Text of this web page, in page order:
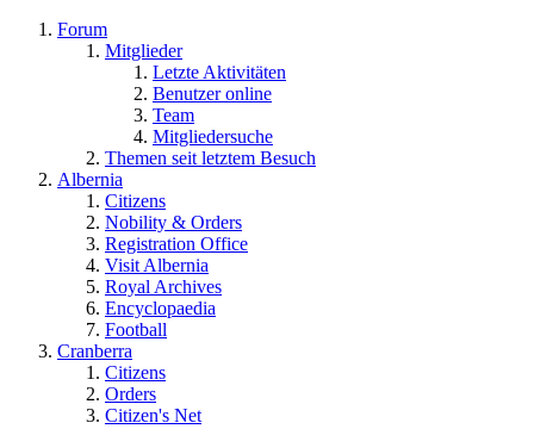
Forum
Mitglieder
Letzte Aktivitäten
Benutzer online
Team
Mitgliedersuche
Themen seit letztem Besuch
Albernia
Citizens
Nobility & Orders
Registration Office
Visit Albernia
Royal Archives
Encyclopaedia
Football
Cranberra
Citizens
Orders
Citizen's Net